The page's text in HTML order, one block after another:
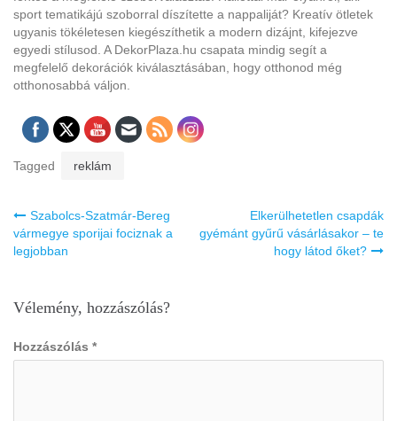
sport tematikájú szoborral díszítette a nappaliját? Kreatív ötletek
ugyanis tökéletesen kiegészíthetik a modern dizájnt, kifejezve
egyedi stílusod. A DekorPlaza.hu csapata mindig segít a
megfelelő dekorációk kiválasztásában, hogy otthonod még
otthonosabbá váljon.
Tagged reklám
Bejegyzés
navigáció
Szabolcs-Szatmár-Bereg
vármegye sporijai fociznak a
legjobban
Elkerülhetetlen csapdák
gyémánt gyűrű vásárlásakor – te
hogy látod őket?
Vélemény, hozzászólás?
Hozzászólás *